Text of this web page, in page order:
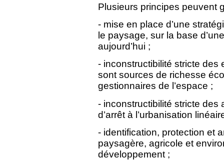
Plusieurs principes peuvent
- mise en place d’une
le paysage, sur la base
aujourd’hui ;
- inconstructibilité stricte des
sont sources de richesse
gestionnaires de l’espace ;
- inconstructibilité stricte des
d’arrêt à l’urbanisation
- identification, protection et
paysagère, agricole et
développement ;